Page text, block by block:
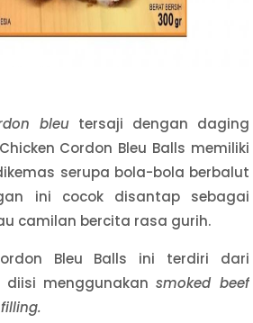
bleutersaji dengan daging
Cordon Bleu Balls memiliki
serupa bola-bola berbalut
ini cocok disantap sebagai
camilan bercita rasa gurih.
Bleu Balls ini terdiri dari
menggunakansmoked beef